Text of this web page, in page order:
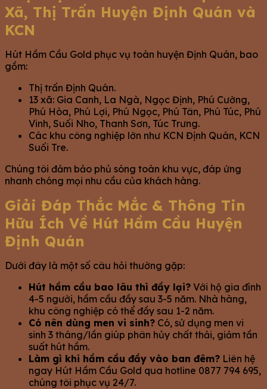
Xã, Thị Trấn Huyện Định Quán và
KCN
Hút Hầm Cầu Gold phục vụ toàn huyện Định Quán, bao
gồm:
Thị trấn Định Quán.
13 xã: Gia Canh, La Ngà, Ngọc Định, Phú Cường,
Phú Hòa, Phú Lợi, Phú Ngọc, Phú Tân, Phú Túc, Phú
Vinh, Suối Nho, Thanh Sơn, Túc Trưng.
Các khu công nghiệp lớn như KCN Định Quán, KCN
Suối Tre.
Chúng tôi đảm bảo phủ sóng toàn khu vực, đáp ứng
nhanh chóng mọi nhu cầu của khách hàng.
Giải Đáp Thắc Mắc & Thông Tin
Hữu Ích Về Hút Hầm Cầu Huyện
Định Quán
Dưới đây là một số câu hỏi thường gặp:
Hút hầm cầu bao lâu thì đầy lại? Với hộ gia đình
4-5 người, hầm cầu đầy sau 3-5 năm. Nhà hàng,
khu công nghiệp có thể đầy sau 1-2 năm.
Có nên dùng men vi sinh? Có, sử dụng men vi
sinh 3 tháng/lần giúp phân hủy chất thải, giảm tần
suất hút hầm.
Làm gì khi hầm cầu đầy vào ban đêm? Liên hệ
ngay Hút Hầm Cầu Gold qua hotline 0877 794 695,
chúng tôi phục vụ 24/7.